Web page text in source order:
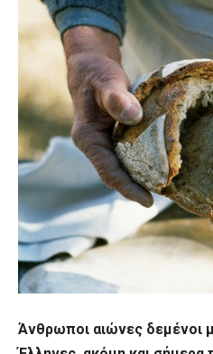
Άνθρωποι αιώνες δεμένοι